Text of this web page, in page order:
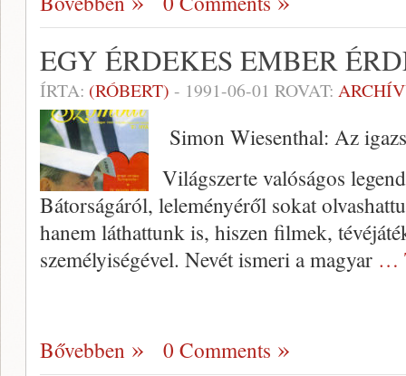
EGY ÉRDEKES EMBER
ÍRTA: (RÓBERT) - 1991-06-01 ROVAT:
Simon Wiesenthal: Az
Világszerte valóságos
Bátorságáról, leleményéről sokat
hanem láthattunk is, hiszen filmek,
személyiségével. Nevét ismeri a magyar …
Bővebben 0 Comments